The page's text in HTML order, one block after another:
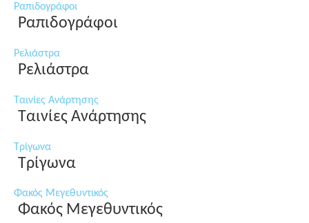
Ραπιδογράφοι
Ραπιδογράφοι
Ρελιάστρα
Ρελιάστρα
Ταινίες Ανάρτησης
Ταινίες Ανάρτησης
Τρίγωνα
Τρίγωνα
Φακός Μεγεθυντικός
Φακός Μεγεθυντικός